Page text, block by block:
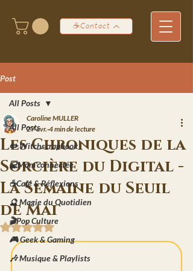
☕Contact
Post
All Posts
✏️ Witchscrapbook
💻Mom'connectée
☕Café & Réflexions
🔮 Magie du Quotidien
🎬Pop Culture
🎮 Geek & Gaming
🎶 Musique & Playlists
All Posts
Les Chroniques de la
Sorcière du Digital -
La Semaine du Seuil
de Mai
Caroline MULLER
27 avr. 4 min de lecture
Noté NaN étoiles sur 5.